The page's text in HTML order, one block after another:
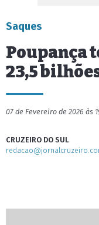
Saques
Poupança
23,5
07 de Fevereiro de 2026 às
CRUZEIRO DO SUL